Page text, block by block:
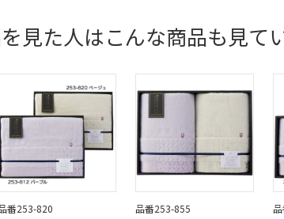
見た人はこんな商品も見て
番253-820 品番253-855